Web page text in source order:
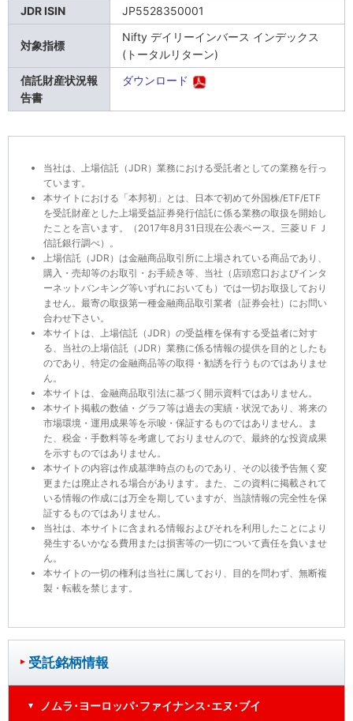
受託銘柄情報
ノムラ･ヨーロッパ･ファイナンス･エヌ･ブイ
JDR ISIN
JP5528350001
対象指標
Nifty デイリーインバース インデックス
(トータルリターン)
信託財産状況報
告書
ダウンロード
当社は、上場信託（JDR）業務における受託者としての業務を行っ
ています。
本サイトにおける「本邦初」とは、日本で初めて外国株/ETF/ETF
を受託財産とした上場受益証券発行信託に係る業務の取扱を開始し
たことを言います。（2017年8月31日現在公表ベース。三菱ＵＦＪ
信託銀行調べ）。
上場信託（JDR）は金融商品取引所に上場されている商品であり、
購入・売却等のお取引・お手続き等、当社（店頭窓口およびインタ
ーネットバンキング等いずれにおいても）では一切お取扱しており
ません。最寄の取扱第一種金融商品取引業者（証券会社）にお問い
合わせ下さい。
本サイトは、上場信託（JDR）の受益権を保有する受益者に対す
る、当社の上場信託（JDR）業務に係る情報の提供を目的としたも
のであり、特定の金融商品等の取得・勧誘を行うものではありませ
ん。
本サイトは、金融商品取引法に基づく開示資料ではありません。
本サイト掲載の数値・グラフ等は過去の実績・状況であり、将来の
市場環境・運用成果等を示唆・保証するものではありません。ま
た、税金・手数料等を考慮しておりませんので、最終的な投資成果
を示すものではありません。
本サイトの内容は作成基準時点のものであり、その以後予告無く変
更または廃止される場合があります。また、この資料に掲載されて
いる情報の作成には万全を期していますが、当該情報の完全性を保
証するものではありません。
当社は、本サイトに含まれる情報およびそれを利用したことにより
発生するいかなる費用または損害等の一切について責任を負いませ
ん。
本サイトの一切の権利は当社に属しており、目的を問わず、無断複
製・転載を禁じます。